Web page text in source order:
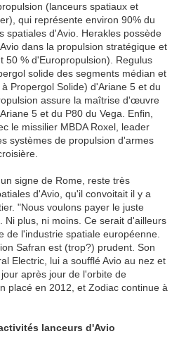
(lanceurs spatiaux et
qui représente environ 90% du
spatiales d'Avio. Herakles possède
dans la propulsion stratégique et
50 % d'Europropulsion). Regulus
solide des segments médian et
Propergol Solide) d'Ariane 5 et du
assure la maîtrise d'œuvre
5 et du P80 du Vega. Enfin,
le missilier MBDA Roxel, leader
systèmes de propulsion d'armes
signe de Rome, reste très
d'Avio, qu'il convoitait il y a
"Nous voulons payer le juste
Ni plus, ni moins. Ce serait d'ailleurs
de l'industrie spatiale européenne.
Safran est (trop?) prudent. Son
Electric, lui a soufflé Avio au nez et
après jour de l'orbite de
placé en 2012, et Zodiac continue à
lanceurs d'Avio